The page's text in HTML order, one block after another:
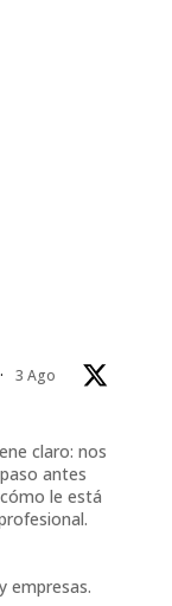
· 3 Ago
claro: nos
antes
le está
empresas.